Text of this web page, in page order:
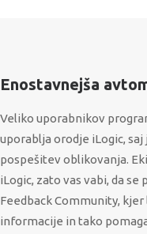
Enostavnejša
Veliko uporabnikov
uporablja orodje iLogic,
pospešitev oblikovanja.
iLogic, zato vas vabi, da
Feedback Community,
informacije in tako